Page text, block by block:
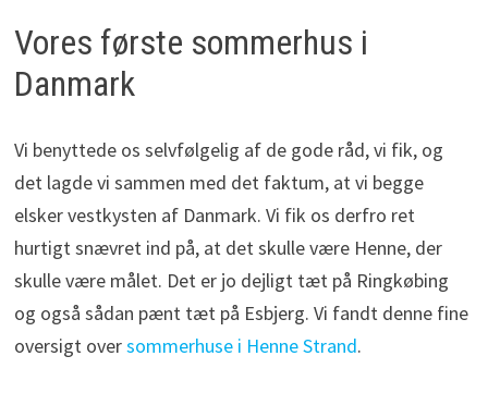
Vores første sommerhus i
Danmark
Vi benyttede os selvfølgelig af de gode råd, vi fik, og
det lagde vi sammen med det faktum, at vi begge
elsker vestkysten af Danmark. Vi fik os derfro ret
hurtigt snævret ind på, at det skulle være Henne, der
skulle være målet. Det er jo dejligt tæt på Ringkøbing
og også sådan pænt tæt på Esbjerg. Vi fandt denne fine
oversigt oversommerhuse i Henne Strand.